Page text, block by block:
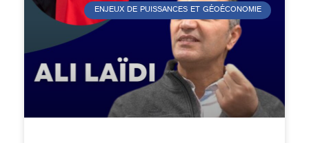
ENJEUX DE PUISSANCES ET GÉOÉCONOMIE